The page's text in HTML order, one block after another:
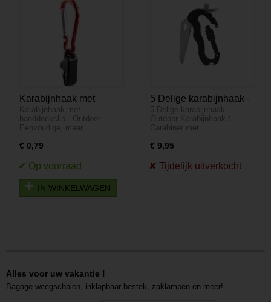
Karabijnhaak met
handdoekclip - Outdoor
Karabijnhaak met
handdoekclip - Outdoor
Eenvoudige, maar…
€ 0,79
IN WINKELWAGEN
5 Delige karabijnhaak -
Outdoor
5 Delige karabijnhaak -
Outdoor Karabijnhaak /
Carabiner met…
€ 9,95
Alles voor uw vakantie !
Bagage weegschalen, inklapbaar bestek, zaklampen en meer!